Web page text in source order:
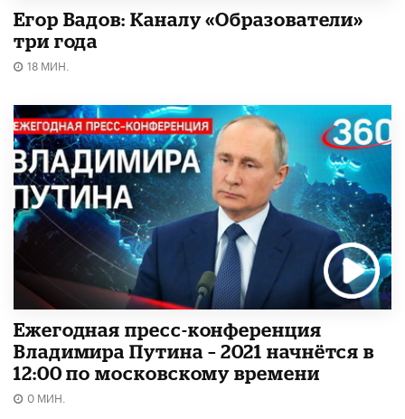
Егор Вадов: Каналу «Образователи»
три года
18 МИН.
Ежегодная пресс-конференция
Владимира Путина – 2021 начнётся в
12:00 по московскому времени
0 МИН.